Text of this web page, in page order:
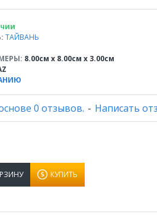
ТАЙВАНЬ
8.00см x 8.00см x 3.00см
0 отзывов. - Написать
КУПИТЬ